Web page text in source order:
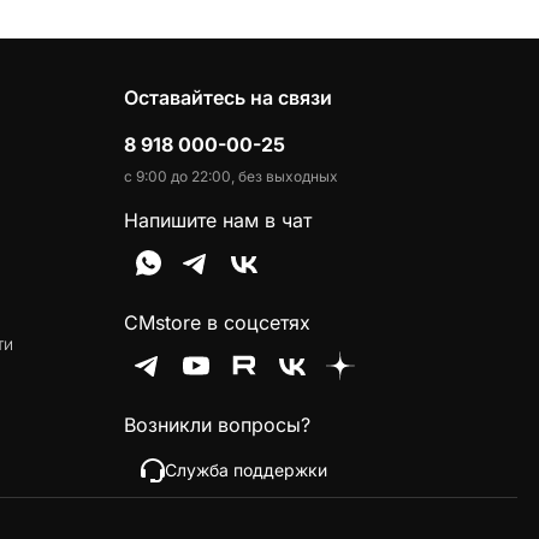
Оставайтесь на связи
8 918 000-00-25
с 9:00 до 22:00, без выходных
Напишите нам в чат
CMstore в соцсетях
Возникли вопросы?
Служба поддержки